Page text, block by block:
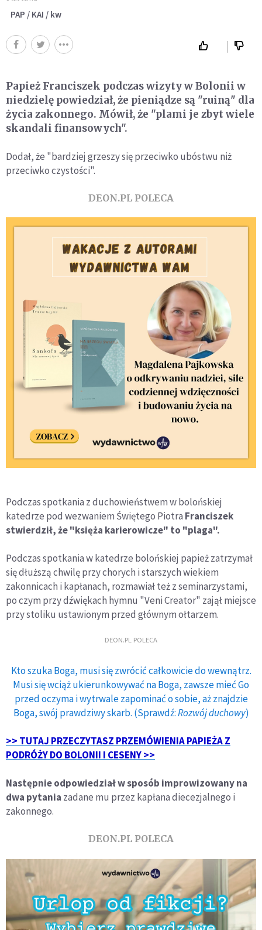
PAP / KAI / kw
Papież Franciszek podczas wizyty w Bolonii w
niedzielę powiedział, że pieniądze są "ruiną" dla
życia zakonnego. Mówił, że "plami je zbyt wiele
skandali finansowych".
Dodał, że "bardziej grzeszy się przeciwko ubóstwu niż
przeciwko czystości".
DEON.PL POLECA
Podczas spotkania z duchowieństwem w bolońskiej
katedrze pod wezwaniem Świętego Piotra Franciszek
stwierdził, że "księża karierowicze" to "plaga".
Podczas spotkania w katedrze bolońskiej papież zatrzymał
się dłuższą chwilę przy chorych i starszych wiekiem
zakonnicach i kapłanach, rozmawiał też z seminarzystami,
po czym przy dźwiękach hymnu "Veni Creator" zajął miejsce
przy stoliku ustawionym przed głównym ołtarzem.
DEON.PL POLECA
Kto szuka Boga, musi się zwrócić całkowicie do wewnątrz.
Musi się wciąż ukierunkowywać na Boga, zawsze mieć Go
przed oczyma i wytrwale zapominać o sobie, aż znajdzie
Boga, swój prawdziwy skarb. (Sprawdź:Rozwój duchowy)
>> TUTAJ PRZECZYTASZ PRZEMÓWIENIA PAPIEŻA Z
PODRÓŻY DO BOLONII I CESENY >>
Następnie odpowiedział w sposób improwizowany na
dwa pytania zadane mu przez kapłana diecezjalnego i
zakonnego.
DEON.PL POLECA